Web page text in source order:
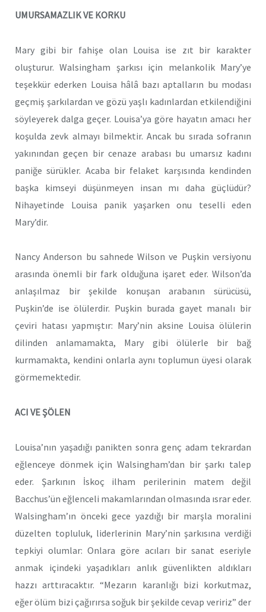
UMURSAMAZLIK VE KORKU
Mary gibi bir fahişe olan Louisa ise zıt bir karakter
oluşturur. Walsingham şarkısı için melankolik Mary’ye
teşekkür ederken Louisa hâlâ bazı aptalların bu modası
geçmiş şarkılardan ve gözü yaşlı kadınlardan etkilendiğini
söyleyerek dalga geçer. Louisa’ya göre hayatın amacı her
koşulda zevk almayı bilmektir. Ancak bu sırada sofranın
yakınından geçen bir cenaze arabası bu umarsız kadını
paniğe sürükler. Acaba bir felaket karşısında kendinden
başka kimseyi düşünmeyen insan mı daha güçlüdür?
Nihayetinde Louisa panik yaşarken onu teselli eden
Mary’dir.
Nancy Anderson bu sahnede Wilson ve Puşkin versiyonu
arasında önemli bir fark olduğuna işaret eder. Wilson’da
anlaşılmaz bir şekilde konuşan arabanın sürücüsü,
Puşkin’de ise ölülerdir. Puşkin burada gayet manalı bir
çeviri hatası yapmıştır: Mary’nin aksine Louisa ölülerin
dilinden anlamamakta, Mary gibi ölülerle bir bağ
kurmamakta, kendini onlarla aynı toplumun üyesi olarak
görmemektedir.
ACI VE ŞÖLEN
Louisa’nın yaşadığı panikten sonra genç adam tekrardan
eğlenceye dönmek için Walsingham’dan bir şarkı talep
eder. Şarkının İskoç ilham perilerinin matem değil
Bacchus’ün eğlenceli makamlarından olmasında ısrar eder.
Walsingham’ın önceki gece yazdığı bir marşla moralini
düzelten topluluk, liderlerinin Mary’nin şarkısına verdiği
tepkiyi olumlar: Onlara göre acıları bir sanat eseriyle
anmak içindeki yaşadıkları anlık güvenlikten aldıkları
hazzı arttıracaktır. “Mezarın karanlığı bizi korkutmaz,
eğer ölüm bizi çağırırsa soğuk bir şekilde cevap veririz” der